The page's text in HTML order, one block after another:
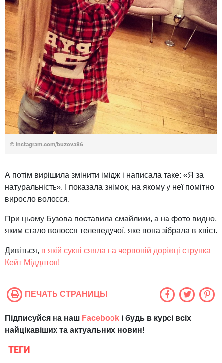
© instagram.com/buzova86
А потім вирішила змінити імідж і написала таке: «Я за
натуральність». І показала знімок, на якому у неї помітно
виросло волосся.
При цьому Бузова поставила смайлики, а на фото видно,
яким стало волосся телеведучої, яке вона зібрала в хвіст.
Дивіться, в якій сукні сяяла на червоній доріжці струнка
Кейт Міддлтон!
ПЕЧАТЬ СТРАНИЦЫ
Підписуйся на наш Facebook і будь в курсі всіх
найцікавіших та актуальних новин!
ТЕГИ